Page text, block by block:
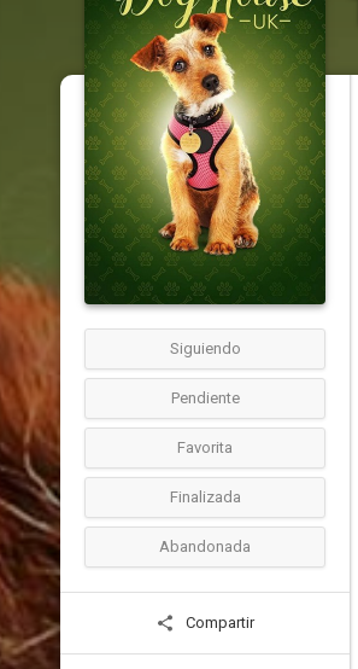
Siguiendo
Pendiente
Favorita
Finalizada
Abandonada
Compartir